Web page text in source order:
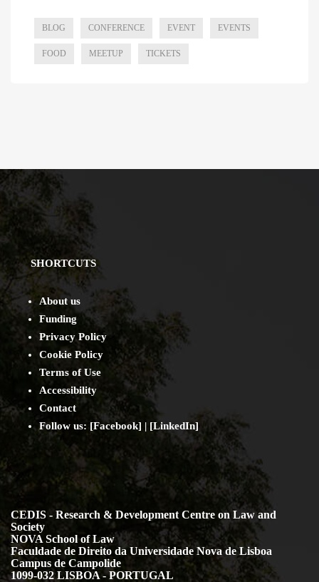
BLOG CONFERENCE EVENT EVENTS
FOOD MEETUP TICKETS
SHORTCUTS
About us
Funding
Privacy Policy
Cookie Policy
Terms of Use
Accessibility
Contact
Follow us: [Facebook] | [LinkedIn]
CEDIS - Research & Development Centre on Law and
Society
NOVA School of Law
Faculdade de Direito da Universidade Nova de Lisboa
Campus de Campolide
1099-032 LISBOA - PORTUGAL